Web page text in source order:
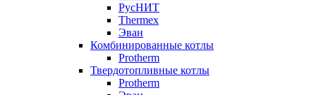
РусНИТ
Thermex
Эван
Комбинированные котлы
Protherm
Твердотопливные котлы
Protherm